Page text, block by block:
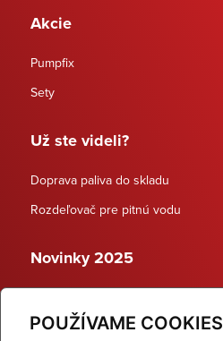
POUŽÍVAME COOKIES
Akcie
Pumpfix
Sety
Už ste videli?
Doprava paliva do skladu
Rozdeľovač pre pitnú vodu
Novinky 2025
Dynamické termostatické ventily